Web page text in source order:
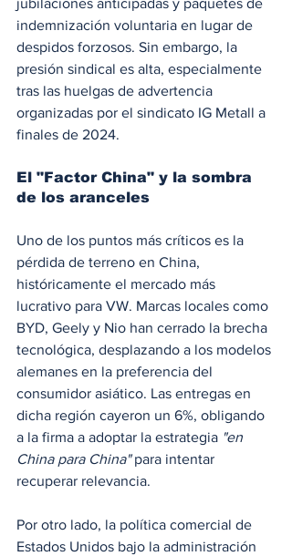
jubilaciones anticipadas y paquetes de
indemnización voluntaria en lugar de
despidos forzosos. Sin embargo, la
presión sindical es alta, especialmente
tras las huelgas de advertencia
organizadas por el sindicato IG Metall a
finales de 2024.
El "Factor China" y la sombra
de los aranceles
Uno de los puntos más críticos es la
pérdida de terreno en China,
históricamente el mercado más
lucrativo para VW. Marcas locales como
BYD, Geely y Nio han cerrado la brecha
tecnológica, desplazando a los modelos
alemanes en la preferencia del
consumidor asiático. Las entregas en
dicha región cayeron un 6%, obligando
a la firma a adoptar la estrategia "en
China para China" para intentar
recuperar relevancia.
Por otro lado, la política comercial de
Estados Unidos bajo la administración